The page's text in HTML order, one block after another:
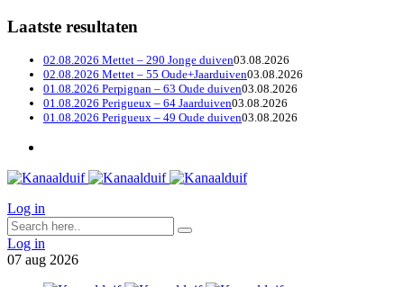
Laatste resultaten
02.08.2026 Mettet – 290 Jonge duiven03.08.2026
02.08.2026 Mettet – 55 Oude+Jaarduiven03.08.2026
01.08.2026 Perpignan – 63 Oude duiven03.08.2026
01.08.2026 Perigueux – 64 Jaarduiven03.08.2026
01.08.2026 Perigueux – 49 Oude duiven03.08.2026
Log in
Log in
07 aug 2026